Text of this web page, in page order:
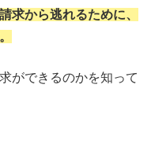
求から逃れるために、
ができるのかを知って